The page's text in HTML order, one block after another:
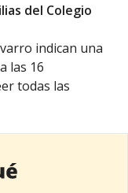
del Colegio
indican una
las 16
todas las